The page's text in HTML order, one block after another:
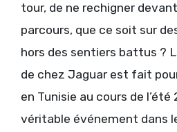
tour, de ne rechigner
parcours, que ce soit sur
hors des sentiers battus ?
de chez Jaguar est fait
en Tunisie au cours de
véritable événement dans